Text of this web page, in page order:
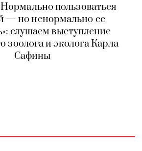
пользоваться
— но ненормально ее
слушаем выступление
зоолога и эколога Карла
Сафины